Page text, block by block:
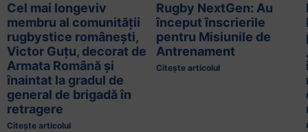
Cel mai longeviv
membru al comunității
rugbystice românești,
Victor Guțu, decorat de
Armata Română și
înaintat la gradul de
general de brigadă în
retragere
Citește articolul
Rugby NextGen: Au
început înscrierile
pentru Misiunile de
Antrenament
Citește articolul